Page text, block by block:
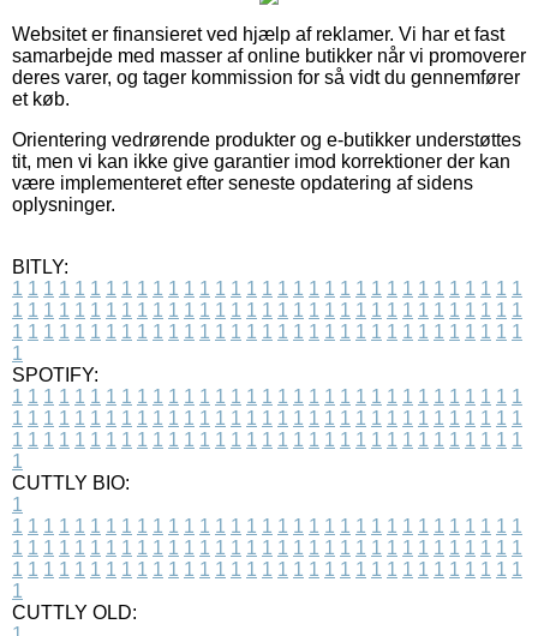
Websitet er finansieret ved hjælp af reklamer. Vi har et fast
samarbejde med masser af online butikker når vi promoverer
deres varer, og tager kommission for så vidt du gennemfører
et køb.
Orientering vedrørende produkter og e-butikker understøttes
tit, men vi kan ikke give garantier imod korrektioner der kan
være implementeret efter seneste opdatering af sidens
oplysninger.
BITLY:
1 1 1 1 1 1 1 1 1 1 1 1 1 1 1 1 1 1 1 1 1 1 1 1 1 1 1 1 1 1 1 1 1
1 1 1 1 1 1 1 1 1 1 1 1 1 1 1 1 1 1 1 1 1 1 1 1 1 1 1 1 1 1 1 1 1
1 1 1 1 1 1 1 1 1 1 1 1 1 1 1 1 1 1 1 1 1 1 1 1 1 1 1 1 1 1 1 1 1
1
SPOTIFY:
1 1 1 1 1 1 1 1 1 1 1 1 1 1 1 1 1 1 1 1 1 1 1 1 1 1 1 1 1 1 1 1 1
1 1 1 1 1 1 1 1 1 1 1 1 1 1 1 1 1 1 1 1 1 1 1 1 1 1 1 1 1 1 1 1 1
1 1 1 1 1 1 1 1 1 1 1 1 1 1 1 1 1 1 1 1 1 1 1 1 1 1 1 1 1 1 1 1 1
1
CUTTLY BIO:
1
1 1 1 1 1 1 1 1 1 1 1 1 1 1 1 1 1 1 1 1 1 1 1 1 1 1 1 1 1 1 1 1 1
1 1 1 1 1 1 1 1 1 1 1 1 1 1 1 1 1 1 1 1 1 1 1 1 1 1 1 1 1 1 1 1 1
1 1 1 1 1 1 1 1 1 1 1 1 1 1 1 1 1 1 1 1 1 1 1 1 1 1 1 1 1 1 1 1 1
1
CUTTLY OLD: